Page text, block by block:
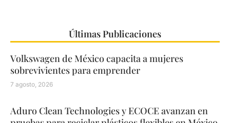
Últimas Publicaciones
Volkswagen de México capacita a mujeres
sobrevivientes para emprender
7 agosto, 2026
Aduro Clean Technologies y ECOCE avanzan en